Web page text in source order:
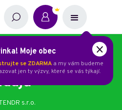
Moje obec
se ZDARMA a my vám budeme
jen ty výzvy, které se vás týkají.
osobních
s.r.o.